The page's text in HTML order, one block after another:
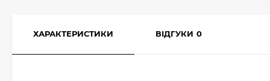
ХАРАКТЕРИСТИКИ ВІДГУКИ 0